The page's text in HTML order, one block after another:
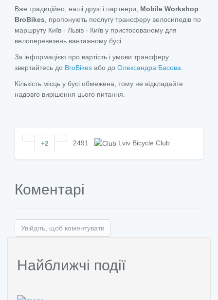
Вже традиційно, наші друзі і партнери, Mobile Workshop
BroBikes , пропонують послугу трансферу велосипедів по
маршруту Київ - Львів - Київ у пристосованому для
велоперевезень вантажному бусі.
За інформацією про вартість і умови трансферу
звертайтесь до BroBikes або до Олександра Басова
Кількість місць у бусі обмежена, тому не відкладайте
надовго вирішення цього питання.
+2 2491 Lviv Bicycle Club
Коментарі
Увійдіть, щоб коментувати
Найближчі події